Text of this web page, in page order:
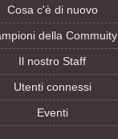
Cosa c'è di nuovo
della Commuity
Il nostro Staff
Utenti connessi
Eventi